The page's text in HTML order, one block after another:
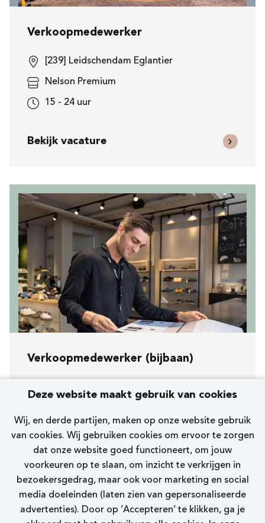
Deze website maakt gebruik van cookies
Wij, en derde partijen, maken op onze website gebruik
van cookies. Wij gebruiken cookies om ervoor te zorgen
dat onze website goed functioneert, om jouw
voorkeuren op te slaan, om inzicht te verkrijgen in
bezoekersgedrag, maar ook voor marketing en social
media doeleinden (laten zien van gepersonaliseerde
advertenties). Door op ‘Accepteren’ te klikken, ga je
Verkoopmedewerker
[239] Leidschendam Eglantier
Nelson Premium
15 - 24 uur
Bekijk vacature
Verkoopmedewerker (bijbaan)
Nelson Premium
0 - 12 uur
Bekijk vacature